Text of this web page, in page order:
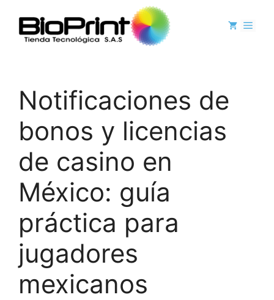
Notificaciones de
bonos y licencias
de casino en
México: guía
práctica para
jugadores
mexicanos